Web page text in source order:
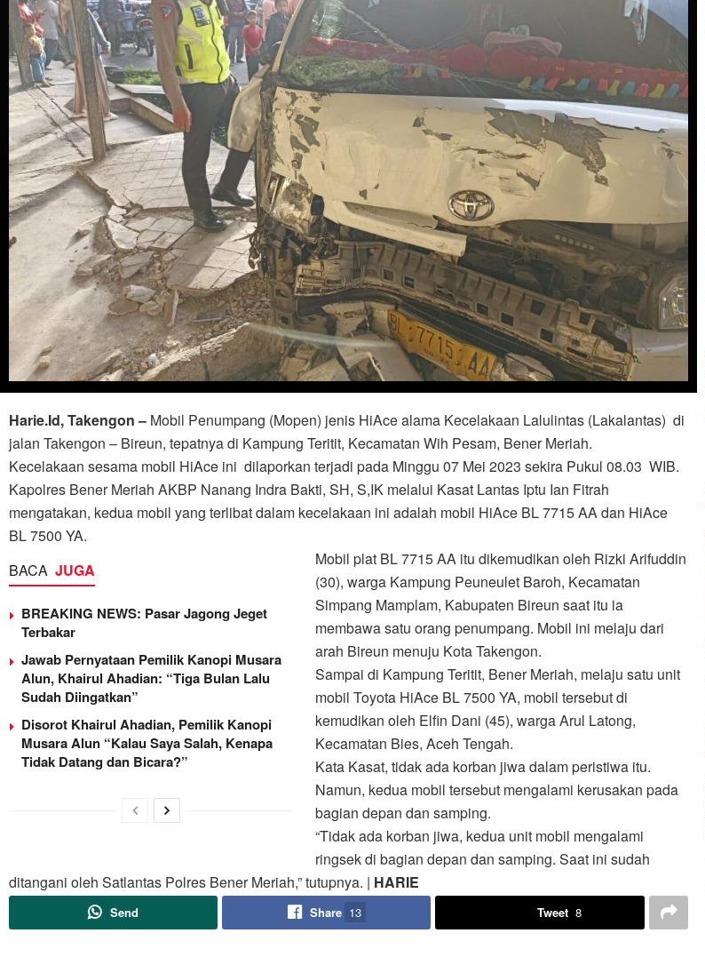
Harie.Id, Takengon – Mobil Penumpang (Mopen) jenis HiAce alama Kecelakaan Lalulintas (Lakalantas) di
jalan Takengon – Bireun, tepatnya di Kampung Teritit, Kecamatan Wih Pesam, Bener Meriah.
Kecelakaan sesama mobil HiAce ini dilaporkan terjadi pada Minggu 07 Mei 2023 sekira Pukul 08.03 WIB.
Kapolres Bener Meriah AKBP Nanang Indra Bakti, SH, S,IK melalui Kasat Lantas Iptu Ian Fitrah
mengatakan, kedua mobil yang terlibat dalam kecelakaan ini adalah mobil HiAce BL 7715 AA dan HiAce
BL 7500 YA.
BACA JUGA
BREAKING NEWS: Pasar Jagong Jeget
Terbakar
Jawab Pernyataan Pemilik Kanopi Musara
Alun, Khairul Ahadian: “Tiga Bulan Lalu
Sudah Diingatkan”
Disorot Khairul Ahadian, Pemilik Kanopi
Musara Alun “Kalau Saya Salah, Kenapa
Tidak Datang dan Bicara?”
Mobil plat BL 7715 AA itu dikemudikan oleh Rizki Arifuddin
(30), warga Kampung Peuneulet Baroh, Kecamatan
Simpang Mamplam, Kabupaten Bireun saat itu ia
membawa satu orang penumpang. Mobil ini melaju dari
arah Bireun menuju Kota Takengon.
Sampai di Kampung Teritit, Bener Meriah, melaju satu unit
mobil Toyota HiAce BL 7500 YA, mobil tersebut di
kemudikan oleh Elfin Dani (45), warga Arul Latong,
Kecamatan Bies, Aceh Tengah.
Kata Kasat, tidak ada korban jiwa dalam peristiwa itu.
Namun, kedua mobil tersebut mengalami kerusakan pada
bagian depan dan samping.
“Tidak ada korban jiwa, kedua unit mobil mengalami
ringsek di bagian depan dan samping. Saat ini sudah
ditangani oleh Satlantas Polres Bener Meriah,” tutupnya. | HARIE
Send Share 13 Tweet 8